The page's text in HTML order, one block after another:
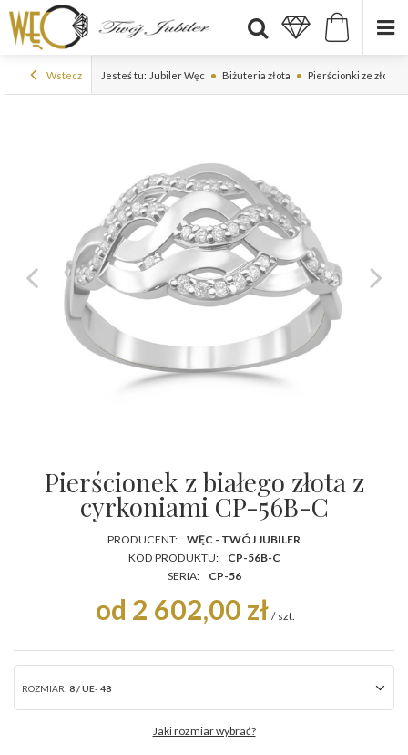
Wstecz Jesteś tu: Jubiler Węc Biżuteria złota Pierścionki ze złota
Pierścionek z białego złota z
cyrkoniami CP-56B-C
PRODUCENT:
WĘC - TWÓJ JUBILER
KOD PRODUKTU:
CP-56B-C
SERIA:
CP-56
od 2 602,00 zł / szt.
ROZMIAR: 8 / UE- 48
Jaki rozmiar wybrać?